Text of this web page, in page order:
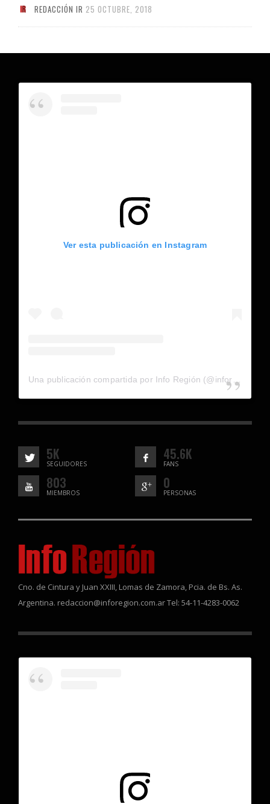
REDACCIÓN IR 25 OCTUBRE, 2018
Ver esta publicación en Instagram
5K
SEGUIDORES
45.6K
FANS
803
MIEMBROS
0
PERSONAS
Cno. de Cintura y Juan XXIII, Lomas de Zamora, Pcia. de Bs. As.
Argentina. redaccion@inforegion.com.ar Tel: 54-11-4283-0062